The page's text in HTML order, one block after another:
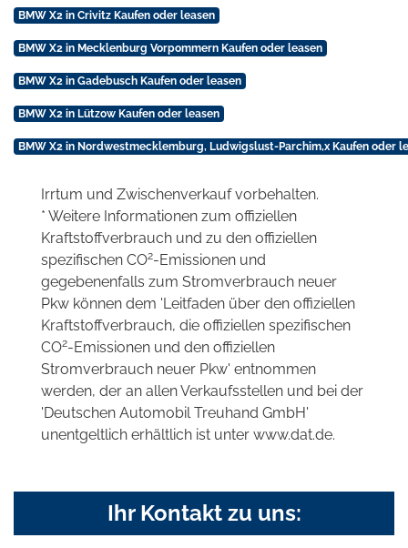
BMW X2 in Crivitz Kaufen oder leasen
BMW X2 in Mecklenburg Vorpommern Kaufen oder leasen
BMW X2 in Gadebusch Kaufen oder leasen
BMW X2 in Lützow Kaufen oder leasen
BMW X2 in Nordwestmecklemburg, Ludwigslust-Parchim,x Kaufen oder
Irrtum und Zwischenverkauf vorbehalten.
* Weitere Informationen zum offiziellen
Kraftstoffverbrauch und zu den offiziellen
spezifischen CO2-Emissionen und
gegebenenfalls zum Stromverbrauch neuer
Pkw können dem 'Leitfaden über den offiziellen
Kraftstoffverbrauch, die offiziellen spezifischen
CO2-Emissionen und den offiziellen
Stromverbrauch neuer Pkw' entnommen
werden, der an allen Verkaufsstellen und bei der
'Deutschen Automobil Treuhand GmbH'
unentgeltlich erhältlich ist unter www.dat.de.
Ihr Kontakt zu uns: